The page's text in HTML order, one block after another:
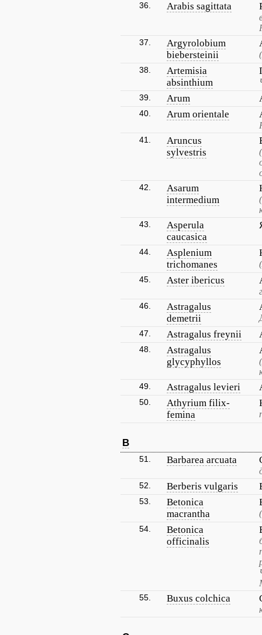
36. Arabis sagittata
37.
Argyrolobium
biebersteinii
38.
Artemisia
absinthium
39. Arum
40. Arum orientale
41.
Aruncus
sylvestris
42.
Asarum
intermedium
43.
Asperula
caucasica
44.
Asplenium
trichomanes
45. Aster ibericus
46.
Astragalus
demetrii
47. Astragalus freynii
48.
Astragalus
glycyphyllos
49. Astragalus levieri
50.
Athyrium filix-
femina
B
51. Barbarea arcuata
52. Berberis vulgaris
53.
Betonica
macrantha
54.
Betonica
officinalis
55. Buxus colchica